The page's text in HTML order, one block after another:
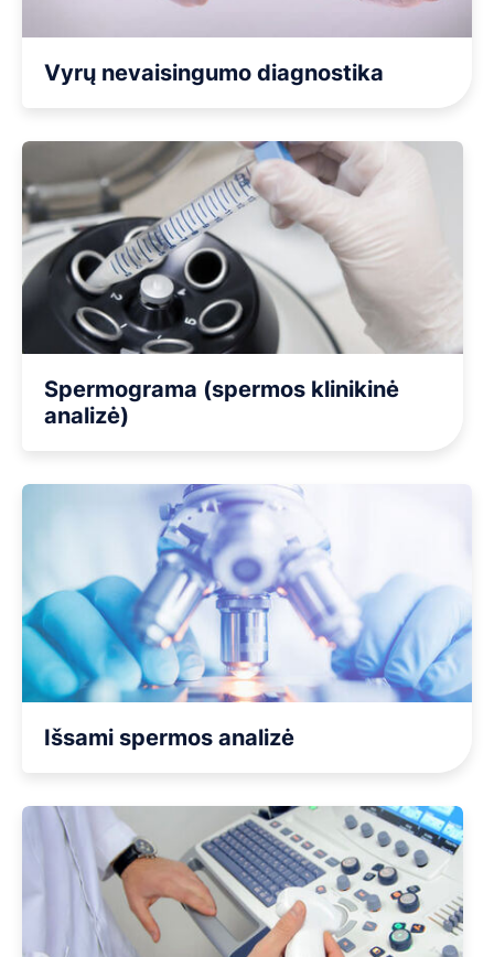
Vyrų nevaisingumo diagnostika
Spermograma (spermos klinikinė
analizė)
Išsami spermos analizė